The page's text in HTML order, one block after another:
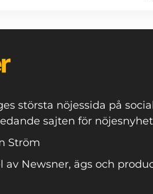
största nöjessida på
sajten för
Ström
av Newsner, ägs och